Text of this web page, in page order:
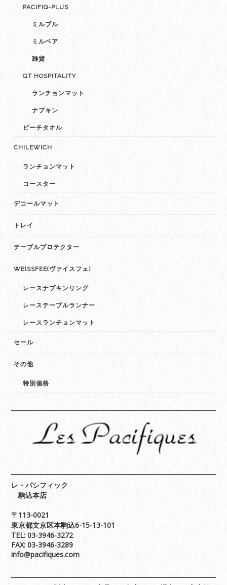
PACIFIQ-PLUS
ミルブル
ミルベア
雑貨
GT HOSPITALITY
ランチョンマット
ナプキン
ビーチタオル
CHILEWICH
ランチョンマット
コースター
デコールマット
トレイ
テーブルプロテクター
WEISSFEE(ヴァイスフェ)
レースナプキンリング
レーステーブルランナー
レースランチョンマット
セール
その他
特別価格
レ・パシフィック
駒込本店
〒113-0021
東京都文京区本駒込6-15-13-101
TEL: 03-3946-3272
FAX: 03-3946-3289
info@pacifiques.com